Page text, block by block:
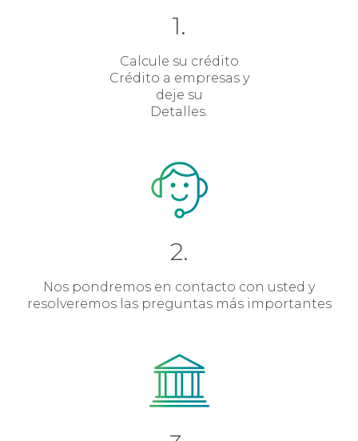
1.
Calcule su crédito
Crédito a empresas y
deje su
Detalles.
2.
Nos pondremos en contacto con usted y
resolveremos las preguntas más importantes